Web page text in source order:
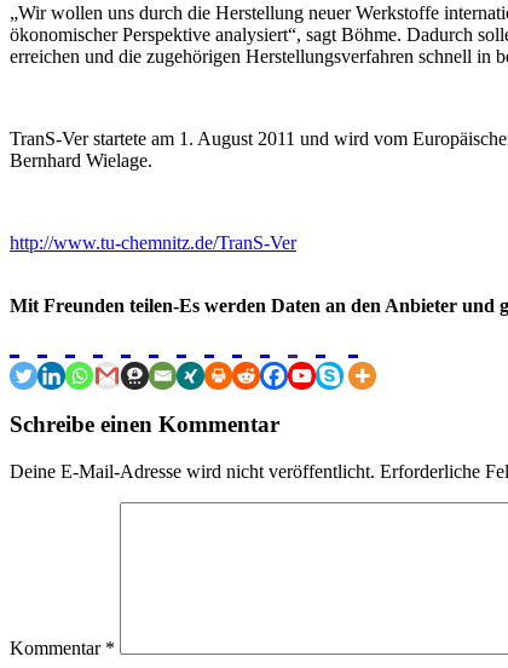
„Wir wollen uns durch die Herstellung neuer Werkstoffe
ökonomischer Perspektive analysiert“, sagt Böhme. Dadurch
erreichen und die zugehörigen Herstellungsverfahren schnell in
TranS-Ver startete am 1. August 2011 und wird vom
Bernhard Wielage.
http://www.tu-chemnitz.de/TranS-Ver
Mit Freunden teilen-Es werden Daten an den Anbieter und
Schreibe einen Kommentar
Deine E-Mail-Adresse wird nicht veröffentlicht. Erforderliche
Kommentar *